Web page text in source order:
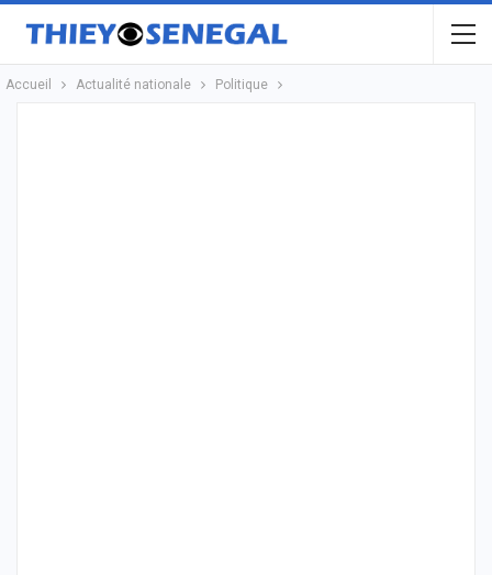
Accueil Actualité nationale Politique